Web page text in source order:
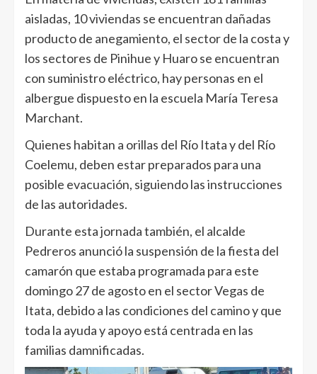
aisladas, 10 viviendas se encuentran dañadas
producto de anegamiento, el sector de la costa y
los sectores de Pinihue y Huaro se encuentran
con suministro eléctrico, hay personas en el
albergue dispuesto en la escuela María Teresa
Marchant.
Quienes habitan a orillas del Río Itata y del Río
Coelemu, deben estar preparados para una
posible evacuación, siguiendo las instrucciones
de las autoridades.
Durante esta jornada también, el alcalde
Pedreros anunció la suspensión de la fiesta del
camarón que estaba programada para este
domingo 27 de agosto en el sector Vegas de
Itata, debido a las condiciones del camino y que
toda la ayuda y apoyo está centrada en las
familias damnificadas.